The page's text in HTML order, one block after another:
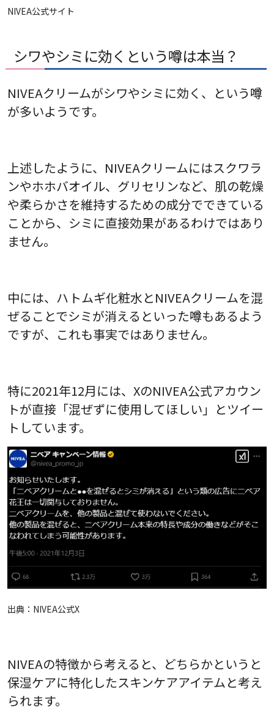
NIVEA公式サイト
シワやシミに効くという噂は本当？
NIVEAクリームがシワやシミに効く、という噂
が多いようです。
上述したように、NIVEAクリームにはスクワラ
ンやホホバオイル、グリセリンなど、肌の乾燥
や柔らかさを維持するための成分でできている
ことから、シミに直接効果があるわけではあり
ません。
中には、ハトムギ化粧水とNIVEAクリームを混
ぜることでシミが消えるといった噂もあるよう
ですが、これも事実ではありません。
特に2021年12月には、XのNIVEA公式アカウン
トが直接「混ぜずに使用してほしい」とツイー
トしています。
出典： NIVEA公式X
NIVEAの特徴から考えると、どちらかというと
保湿ケアに特化したスキンケアアイテムと考え
られます。